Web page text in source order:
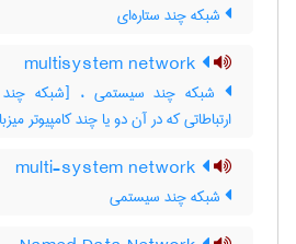
شبکه چند ستاره‌ای
شبکه چند سیستمی ، [شبکه
ارتباطاتی که در آن دو یا چند کامپیوتر
شبکه چند سیستمی